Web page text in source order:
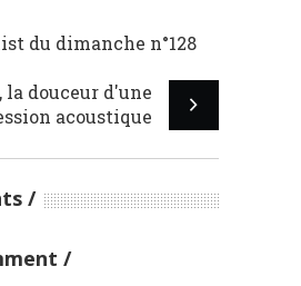
du dimanche n°128
la douceur d'une
acoustique